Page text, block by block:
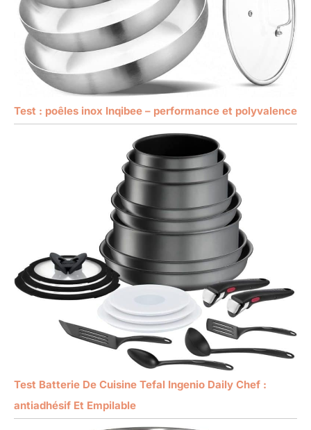
Test : poêles inox Inqibee – performance et polyvalence
Test Batterie De Cuisine Tefal Ingenio Daily Chef :
antiadhésif Et Empilable